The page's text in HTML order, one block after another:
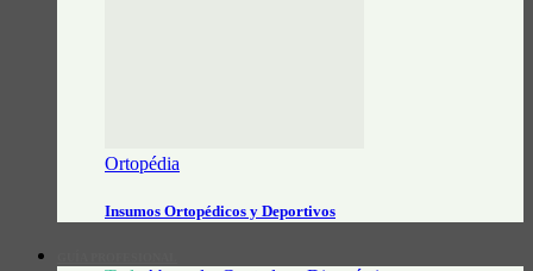
Ortopédia
Insumos Ortopédicos y Deportivos